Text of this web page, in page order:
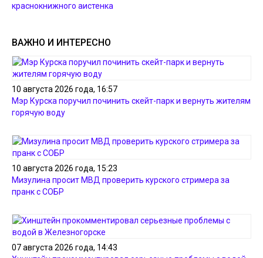
краснокнижного аистенка
ВАЖНО И ИНТЕРЕСНО
10 августа 2026 года, 16:57
Мэр Курска поручил починить скейт-парк и вернуть жителям
горячую воду
10 августа 2026 года, 15:23
Мизулина просит МВД проверить курского стримера за
пранк с СОБР
07 августа 2026 года, 14:43